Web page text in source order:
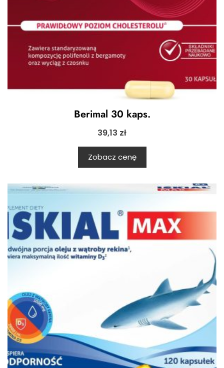
Berimal 30 kaps.
39,13 zł
Zobacz cenę